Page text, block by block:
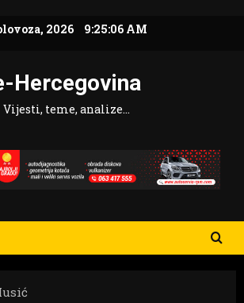
2026 9:25:07 AM
Hercegovina
Vijesti, teme, analize…